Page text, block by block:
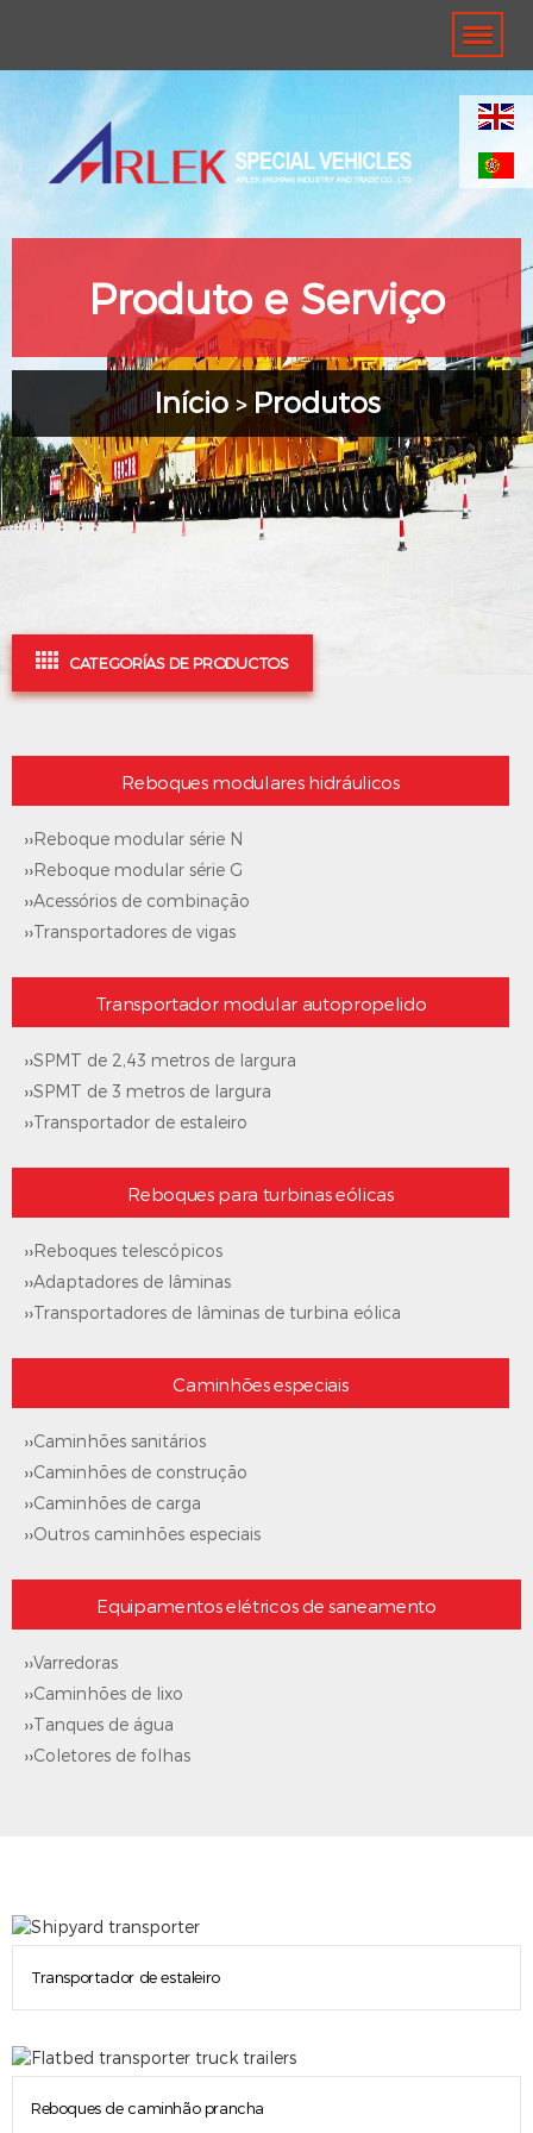
Produto e Serviço
Início Produtos
CATEGORÍAS DE PRODUCTOS
Reboques modulares hidráulicos
››Reboque modular série N
››Reboque modular série G
››Acessórios de combinação
››Transportadores de vigas
Transportador modular autopropelido
››SPMT de 2,43 metros de largura
››SPMT de 3 metros de largura
››Transportador de estaleiro
Reboques para turbinas eólicas
››Reboques telescópicos
››Adaptadores de lâminas
››Transportadores de lâminas de turbina eólica
Caminhões especiais
››Caminhões sanitários
››Caminhões de construção
››Caminhões de carga
››Outros caminhões especiais
Equipamentos elétricos de saneamento
››Varredoras
››Caminhões de lixo
››Tanques de água
››Coletores de folhas
Transportador de estaleiro
Reboques de caminhão prancha